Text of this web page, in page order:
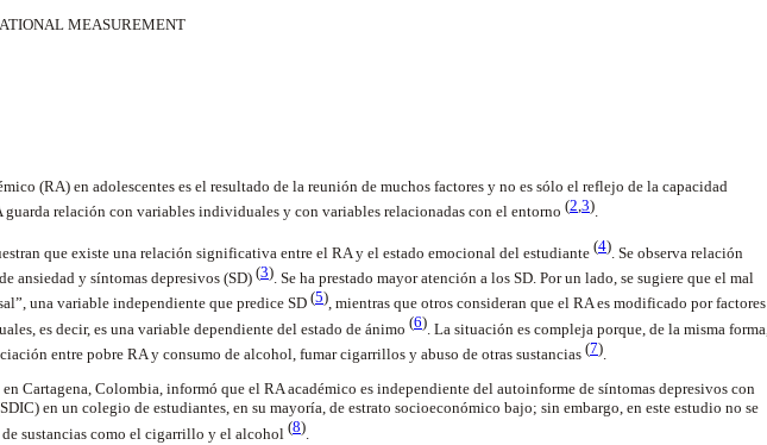
MEASUREMENT
(RA) en adolescentes es el resultado de la reunión de muchos factores y no es sólo el reflejo de la capacidad
guarda relación con variables individuales y con variables relacionadas con el entorno (2 3).
que existe una relación significativa entre el RA y el estado emocional del estudiante (4) . Se observa relación
ansiedad y síntomas depresivos (SD)(3). Se ha prestado mayor atención a los SD. Por un lado, se sugiere que el mal
una variable independiente que predice SD (5), mientras que otros consideran que el RA es modificado por factores
es decir, es una variable dependiente del estado de ánimo (6) . La situación es compleja porque, de la misma forma,
entre pobre RA y consumo de alcohol, fumar cigarrillos y abuso de otras sustancias (7).
Cartagena, Colombia, informó que el RA académico es independiente del autoinforme de síntomas depresivos con
en un colegio de estudiantes, en su mayoría, de estrato socioeconómico bajo; sin embargo, en este estudio no se
sustancias como el cigarrillo y el alcohol (8)